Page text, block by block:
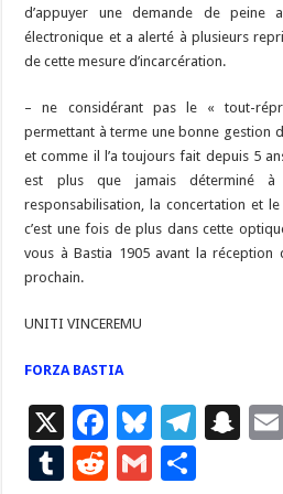
d’appuyer une demande de peine
électronique et a alerté à plusieurs
de cette mesure d’incarcération.
– ne considérant pas le « tout-
permettant à terme une bonne gestion
et comme il l’a toujours fait depuis 5
est plus que jamais déterminé
responsabilisation, la concertation et
c’est une fois de plus dans cette
vous à Bastia 1905 avant la réception
prochain.
UNITI VINCEREMU
FORZA BASTIA
X
F
ac
Bl
u
T
S
T
R
G